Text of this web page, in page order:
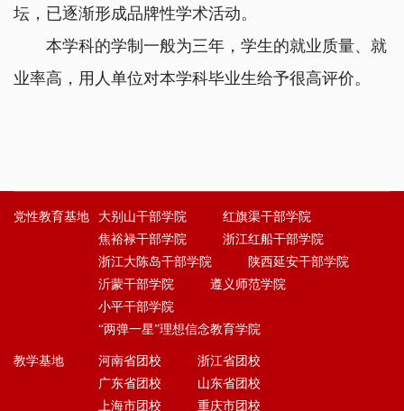
坛，已逐渐形成品牌性学术活动。
本学科的学制一般为三年，学生的就业质量、就
业率高，用人单位对本学科毕业生给予很高评价。
党性教育基地 大别山干部学院
红旗渠干部学院
焦裕禄干部学院
浙江红船干部学院
浙江大陈岛干部学院
陕西延安干部学院
沂蒙干部学院
遵义师范学院
小平干部学院
“两弹一星”理想信念教育学院
教学基地 河南省团校
浙江省团校
广东省团校
山东省团校
上海市团校
重庆市团校